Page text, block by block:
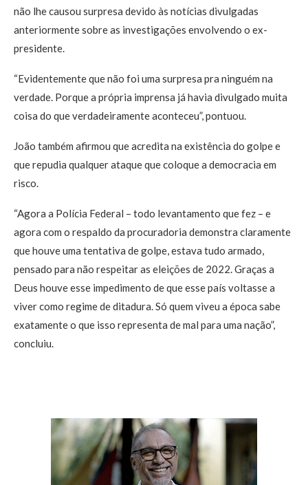
não lhe causou surpresa devido às notícias divulgadas
anteriormente sobre as investigações envolvendo o ex-
presidente.
“Evidentemente que não foi uma surpresa pra ninguém na
verdade. Porque a própria imprensa já havia divulgado muita
coisa do que verdadeiramente aconteceu”, pontuou.
João também afirmou que acredita na existência do golpe e
que repudia qualquer ataque que coloque a democracia em
risco.
“Agora a Polícia Federal – todo levantamento que fez – e
agora com o respaldo da procuradoria demonstra claramente
que houve uma tentativa de golpe, estava tudo armado,
pensado para não respeitar as eleições de 2022. Graças a
Deus houve esse impedimento de que esse país voltasse a
viver como regime de ditadura. Só quem viveu a época sabe
exatamente o que isso representa de mal para uma nação”,
concluiu.